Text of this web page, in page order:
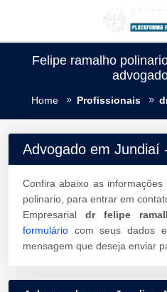
Felipe ramalho
Home Profissionais
Advogado em Jundiaí
Confira abaixo as
polinario, para entrar em
Empresarial dr felipe
formulário com seus dados
mensagem que deseja enviar